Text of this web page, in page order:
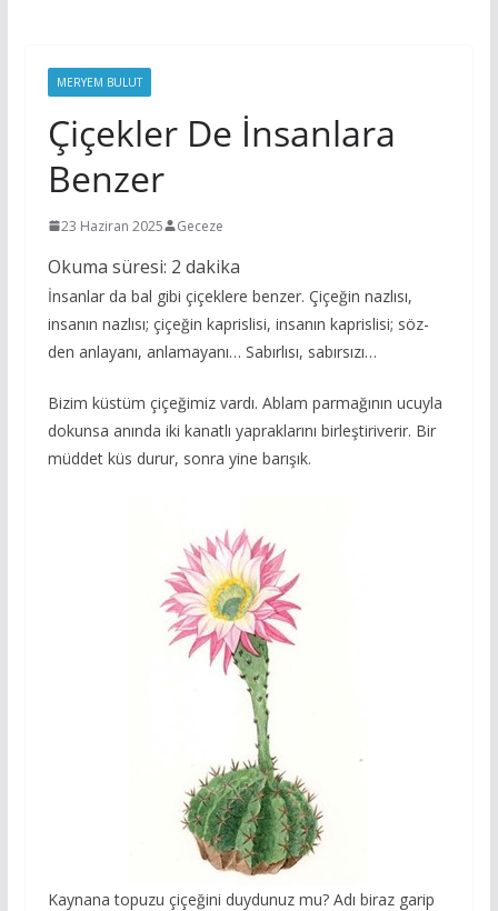
MERYEM BULUT
Çiçekler De İnsanlara
Benzer
23 Haziran 2025 Geceze
Okuma süresi: 2 dakika
İnsanlar da bal gibi çiçeklere benzer. Çiçeğin nazlısı,
insanın nazlısı; çiçeğin kaprislisi, insanın kaprislisi; söz-
den anlayanı, anlamayanı… Sabırlısı, sabırsızı…
Bizim küstüm çiçeğimiz vardı. Ablam parmağının ucuyla
dokunsa anında iki kanatlı yapraklarını birleştiriverir. Bir
müddet küs durur, sonra yine barışık.
Kaynana topuzu çiçeğini duydunuz mu? Adı biraz garip